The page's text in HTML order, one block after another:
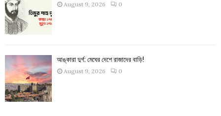
August 9, 2026 0
আঙ্কারা দুর্গ: মেঘের দেশে রাজাদের বাড়ি!
August 9, 2026 0